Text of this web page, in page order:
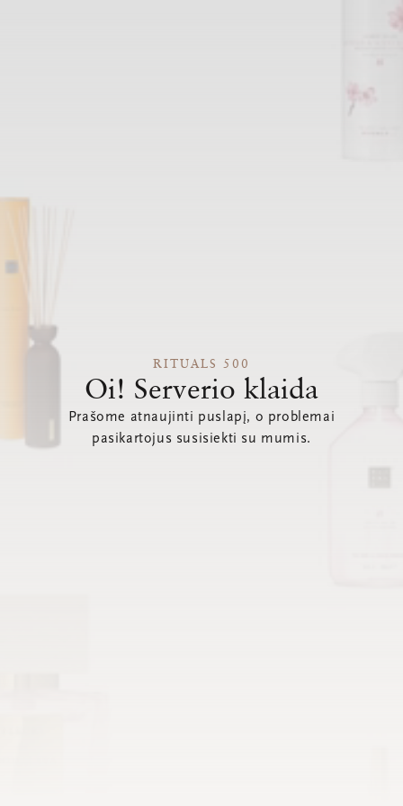
RITUALS 500
Oi! Serverio klaida
Prašome atnaujinti puslapį, o problemai
pasikartojus susisiekti su mumis.